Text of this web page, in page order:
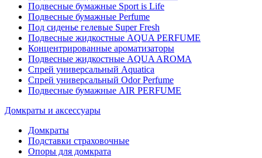
Подвесные бумажные Sport is Life
Подвесные бумажные Perfume
Под сиденье гелевые Super Fresh
Подвесные жидкостные AQUA PERFUME
Концентрированные ароматизаторы
Подвесные жидкостные AQUA AROMA
Спрей универсальный Aquatica
Спрей универсальный Odor Perfume
Подвесные бумажные AIR PERFUME
Домкраты и аксессуары
Домкраты
Подставки страховочные
Опоры для домкрата